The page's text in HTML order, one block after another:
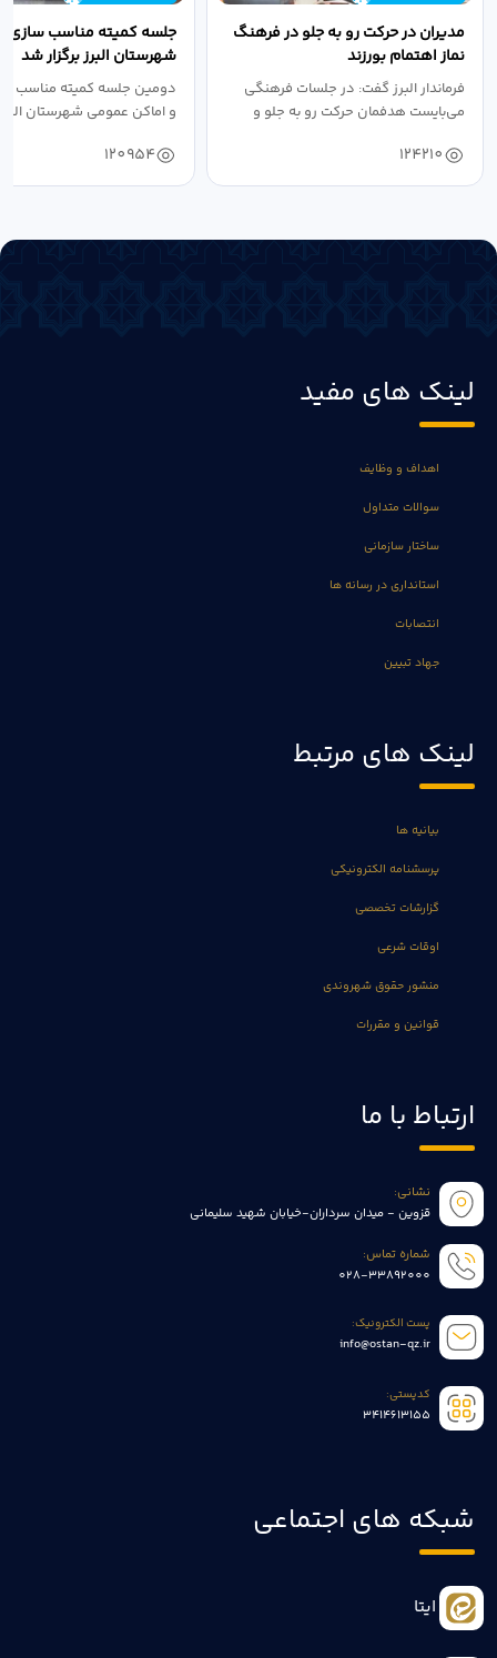
مدیران در حرکت رو به جلو در فرهنگ
نماز اهتمام بورزند
فرماندار البرز گفت: در جلسات فرهنگی
می‌بایست هدفمان حرکت رو به جلو و
124210
جلسه کمیته مناسب سازی
شهرستان البرز برگزار شد
دومین جلسه کمیته مناسب
و اماکن عمومی شهرستان
120954
لینک های مفید
اهداف و وظایف
سوالات متداول
ساختار سازمانی
استانداری در رسانه ها
انتصابات
جهاد تبیین
لینک های مرتبط
بیانیه ها
پرسشنامه الکترونیکی
گزارشات تخصصی
اوقات شرعی
منشور حقوق شهروندی
قوانین و مقررات
ارتباط با ما
نشانی:
قزوین - میدان سرداران-خیابان شهید سلیمانی
شماره تماس:
028-33892000
پست الکترونیک:
info@ostan-qz.ir
کدپستی:
3414613155
شبکه های اجتماعی
ایتا